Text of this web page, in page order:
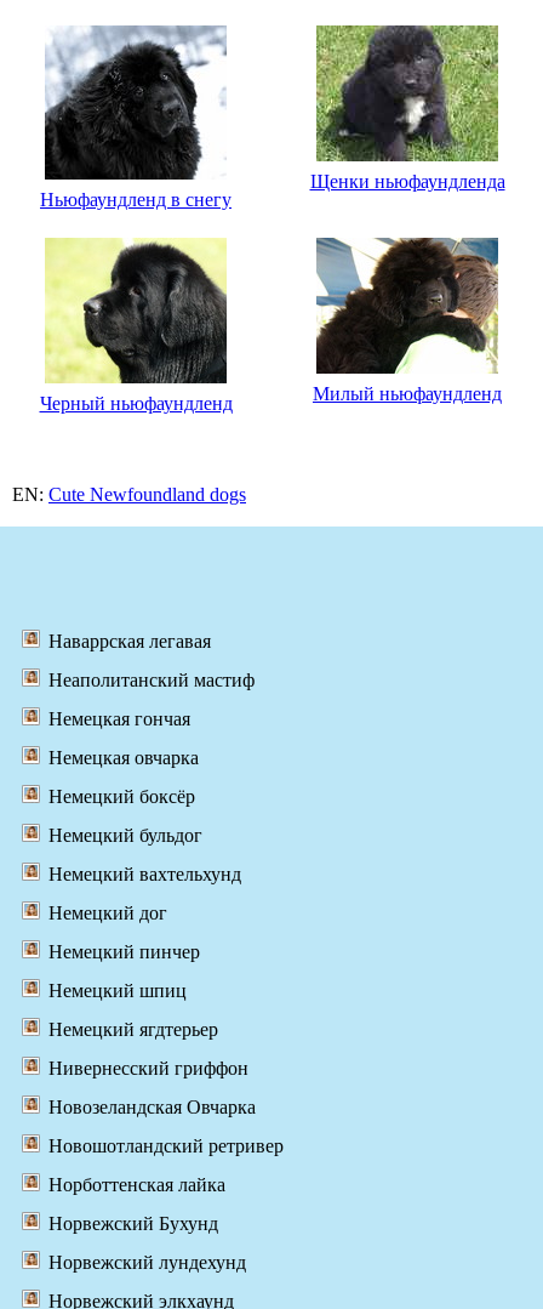
Ньюфаундленд в снегу
Щенки ньюфаундленда
Черный ньюфаундленд Милый ньюфаундленд
EN: Cute Newfoundland dogs
Наваррская легавая
Неаполитанский мастиф
Немецкая гончая
Немецкая овчарка
Немецкий боксёр
Немецкий бульдог
Немецкий вахтельхунд
Немецкий дог
Немецкий пинчер
Немецкий шпиц
Немецкий ягдтерьер
Нивернесский гриффон
Новозеландская Овчарка
Новошотландский ретривер
Норботтенская лайка
Норвежский Бухунд
Норвежский лундехунд
Норвежский элкхаунд